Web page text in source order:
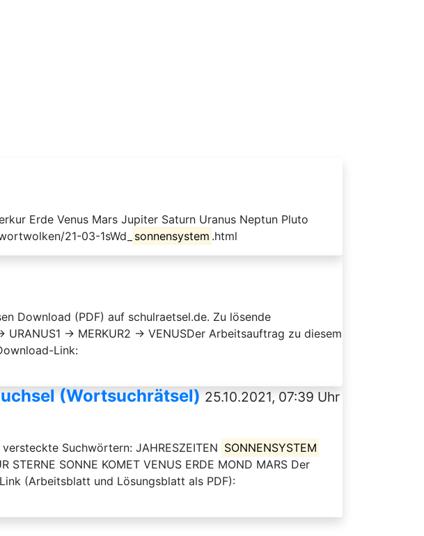
Erde Venus Mars Jupiter Saturn Uranus Neptun Pluto
21-03-1sWd_
sonnensystem .html
Download (PDF) auf schulraetsel.de. Zu lösende
→ MERKUR2 → VENUSDer Arbeitsauftrag zu diesem
Link:
(Wortsuchrätsel) 25.10.2021, 07:39 Uhr
Suchwörtern: JAHRESZEITEN SONNENSYSTEM
STERNE SONNE KOMET VENUS ERDE MOND MARS Der
(Arbeitsblatt und Lösungsblatt als PDF):